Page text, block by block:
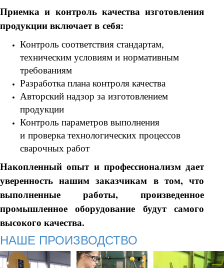
Приемка и контроль качества изготовления
продукции включает в себя:
Контроль соответствия стандартам,
техническим условиям и нормативным
требованиям
Разработка плана контроля качества
Авторский надзор за изготовлением
продукции
Контроль параметров выполнения
и проверка технологических процессов
сварочных работ
Накопленный опыт и профессионализм дает
уверенность нашим заказчикам в том, что
выполненные работы, произведенное
промышленное оборудование будут самого
высокого качества.
НАШЕ ПРОИЗВОДСТВО